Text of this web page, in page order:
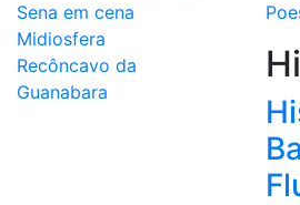
Sena em cena
Midiosfera
Recôncavo da
Guanabara